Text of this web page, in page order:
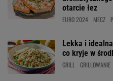
otarcie łez
EURO 2024 MECZ
Lekka i
co kryje w
GRILL GRILLOWANIE